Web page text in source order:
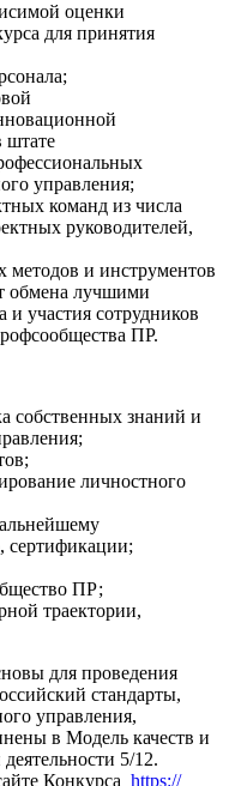
оценки
для принятия
штате
управления;
команд из числа
руководителей,
методов и инструментов
обмена лучшими
участия сотрудников
ПР.
собственных знаний и
личностного
сертификации;
ПР;
траектории,
для проведения
стандарты,
управления,
в Модель качеств и
5/12.
Конкурса https://